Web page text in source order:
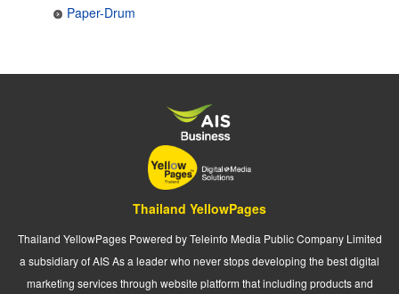
Paper-Drum
Thailand YellowPages
Thailand YellowPages Powered by Teleinfo Media Public Company Limited
a subsidiary of AIS As a leader who never stops developing the best digital
marketing services through website platform that including products and